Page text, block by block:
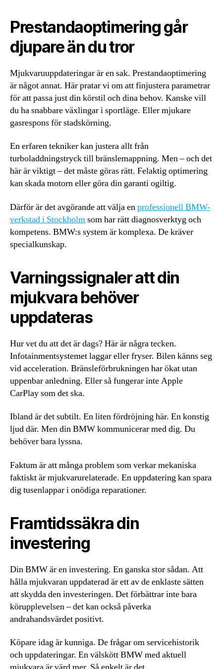
Prestandaoptimering går
djupare än du tror
Mjukvaruuppdateringar är en sak. Prestandaoptimering
är något annat. Här pratar vi om att finjustera parametrar
för att passa just din körstil och dina behov. Kanske vill
du ha snabbare växlingar i sportläge. Eller mjukare
gasrespons för stadskörning.
En erfaren tekniker kan justera allt från
turboladdningstryck till bränslemappning. Men – och det
här är viktigt – det måste göras rätt. Felaktig optimering
kan skada motorn eller göra din garanti ogiltig.
Därför är det avgörande att välja enprofessionell BMW-
verkstad i Stockholmsom har rätt diagnosverktyg och
kompetens. BMW:s system är komplexa. De kräver
specialkunskap.
Varningssignaler att din
mjukvara behöver
uppdateras
Hur vet du att det är dags? Här är några tecken.
Infotainmentsystemet laggar eller fryser. Bilen känns seg
vid acceleration. Bränsleförbrukningen har ökat utan
uppenbar anledning. Eller så fungerar inte Apple
CarPlay som det ska.
Ibland är det subtilt. En liten fördröjning här. En konstig
ljud där. Men din BMW kommunicerar med dig. Du
behöver bara lyssna.
Faktum är att många problem som verkar mekaniska
faktiskt är mjukvarurelaterade. En uppdatering kan spara
dig tusenlappar i onödiga reparationer.
Framtidssäkra din
investering
Din BMW är en investering. En ganska stor sådan. Att
hålla mjukvaran uppdaterad är ett av de enklaste sätten
att skydda den investeringen. Det förbättrar inte bara
körupplevelsen – det kan också påverka
andrahandsvärdet positivt.
Köpare idag är kunniga. De frågar om servicehistorik
och uppdateringar. En välskött BMW med aktuell